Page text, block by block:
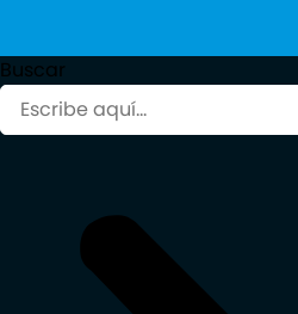
Buscar